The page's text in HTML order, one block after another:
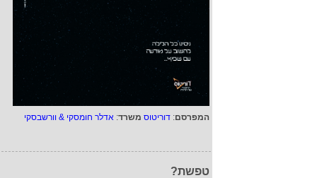
המפרסם: דוריטוס משרד: אדלר חומסקי & וורשבסקי
טפשת?